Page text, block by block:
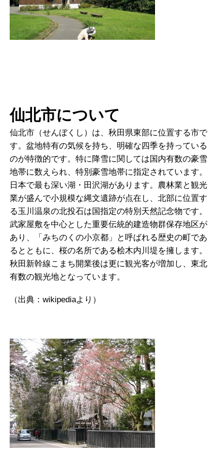
仙北市について
仙北市（せんぼくし）は、秋田県東部に位置する市で
す。盆地特有の気候を持ち、明確な四季を持っている
のが特徴的です。特に降雪に関しては国内有数の豪雪
地帯に数えられ、特別豪雪地帯に指定されています。
日本で最も深い湖・田沢湖があります。農林業と観光
業が盛んで小規模な縄文遺跡が点在し、北部に位置す
る玉川温泉の北投石は国指定の特別天然記念物です。
武家屋敷を中心とした重要伝統的建造物群保存地区が
あり、「みちのくの小京都」と呼ばれる歴史の町であ
るとともに、桜の名所である桧木内川堤を擁します。
秋田新幹線こまち開業後は更に観光客が増加し、東北
有数の観光地となっています。
（出典：wikipediaより）